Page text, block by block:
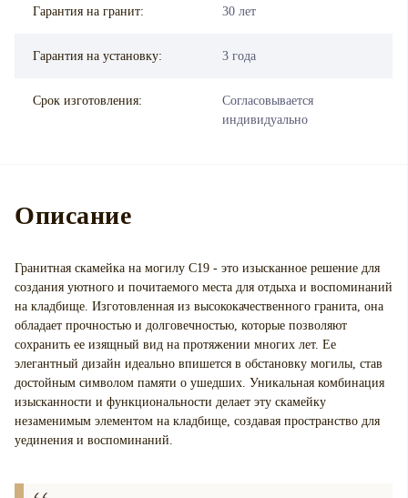
Гарантия на гранит: 30 лет
Гарантия на установку: 3 года
Срок изготовления:
Согласовывается
индивидуально
Описание
Гранитная скамейка на могилу С19 - это изысканное решение для
создания уютного и почитаемого места для отдыха и воспоминаний
на кладбище. Изготовленная из высококачественного гранита, она
обладает прочностью и долговечностью, которые позволяют
сохранить ее изящный вид на протяжении многих лет. Ее
элегантный дизайн идеально впишется в обстановку могилы, став
достойным символом памяти о ушедших. Уникальная комбинация
изысканности и функциональности делает эту скамейку
незаменимым элементом на кладбище, создавая пространство для
уединения и воспоминаний.